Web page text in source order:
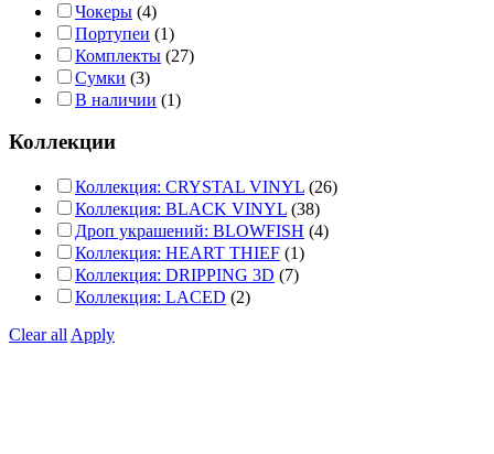
Чокеры (4)
Портупеи (1)
Комплекты (27)
Сумки (3)
В наличии (1)
Коллекции
Коллекция: CRYSTAL VINYL (26)
Коллекция: BLACK VINYL (38)
Дроп украшений: BLOWFISH (4)
Коллекция: HEART THIEF (1)
Коллекция: DRIPPING 3D (7)
Коллекция: LACED (2)
Clear all Apply